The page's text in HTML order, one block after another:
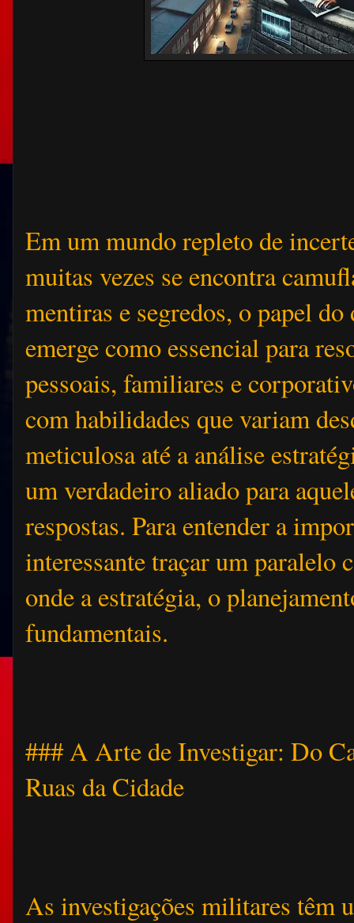
Em um mundo repleto de
muitas vezes se encontra
mentiras e segredos, o papel
emerge como essencial para
pessoais, familiares e
com habilidades que variam
meticulosa até a análise
um verdadeiro aliado para
respostas. Para entender a
interessante traçar um paralelo
onde a estratégia, o
fundamentais.
### A Arte de Investigar: Do
Ruas da Cidade
As investigações militares têm